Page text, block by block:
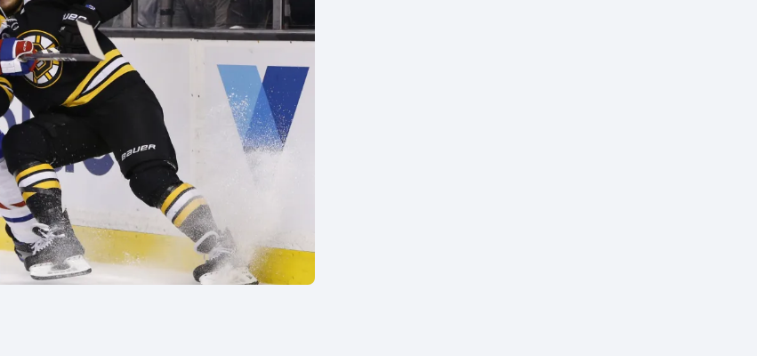
Moderní pětiboj
Motorsport
Olympijské hry
Plavání
Plážový volejbal
Triatlon
Veslování
Vodní slalom
Volejbal